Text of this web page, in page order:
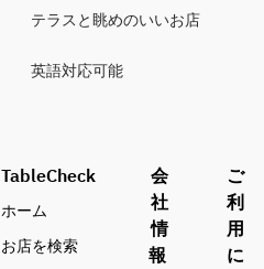
テラスと眺めのいいお店
英語対応可能
TableCheck
ホーム
お店を検索
会
社
情
報
ご
利
用
に